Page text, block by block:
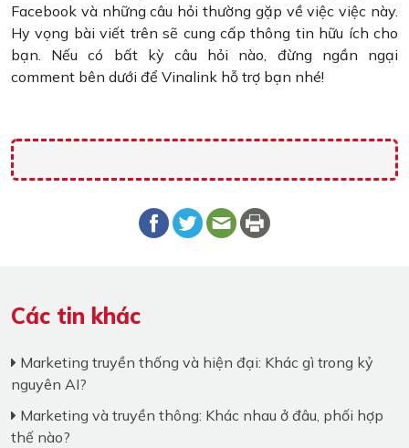
Facebook và những câu hỏi thường gặp về việc việc này.
Hy vọng bài viết trên sẽ cung cấp thông tin hữu ích cho
bạn. Nếu có bất kỳ câu hỏi nào, đừng ngần ngại
comment bên dưới để Vinalink hỗ trợ bạn nhé!
Các tin khác
Marketing truyền thống và hiện đại: Khác gì trong kỷ
nguyên AI?
Marketing và truyền thông: Khác nhau ở đâu, phối hợp
thế nào?